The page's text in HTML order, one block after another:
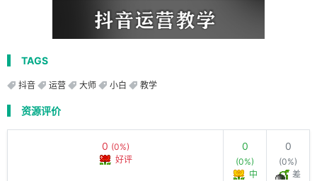
TAGS
抖音 运营 大师 小白 教学
资源评价
0 (0%)
好评
0
(0%)
中
0
(0%)
差